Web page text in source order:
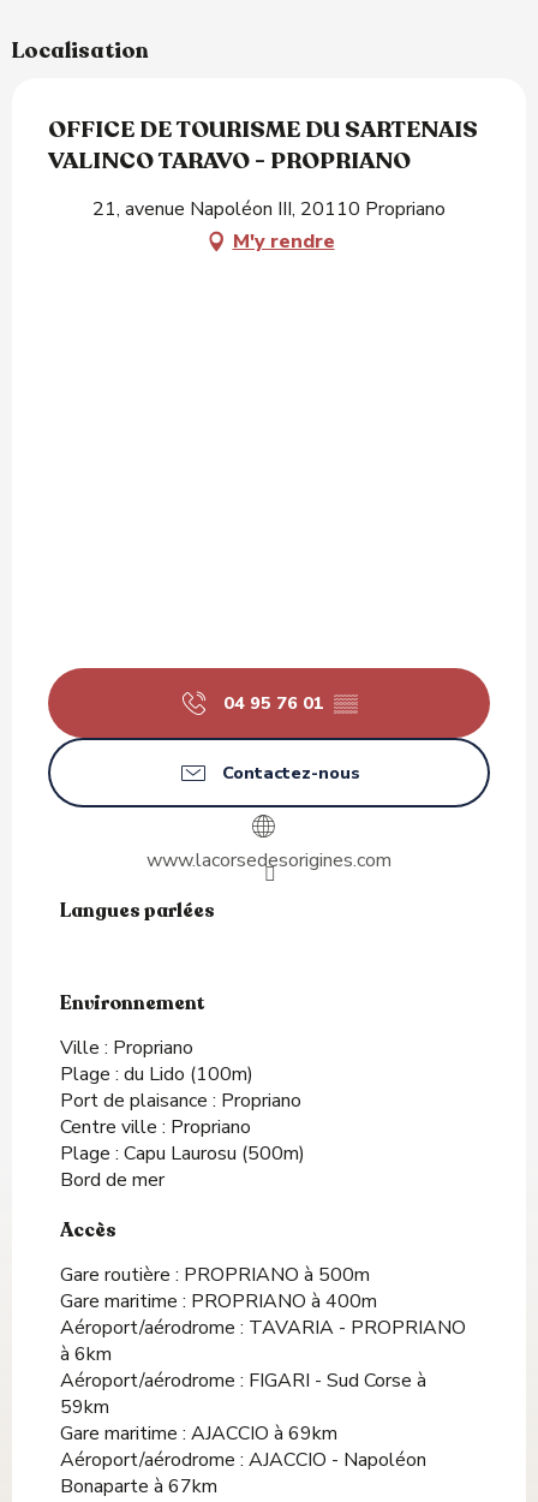
Localisation
OFFICE DE TOURISME DU SARTENAIS
VALINCO TARAVO - PROPRIANO
21, avenue Napoléon III, 20110 Propriano
M'y rendre
04 95 76 01 ▒▒
Contactez-nous
www.lacorsedesorigines.com
Langues parlées
Langues parlées
Environnement
Environnement
Ville : Propriano
Plage : du Lido (100m)
Port de plaisance : Propriano
Centre ville : Propriano
Plage : Capu Laurosu (500m)
Bord de mer
Accès
Accès
Gare routière : PROPRIANO à 500m
Gare maritime : PROPRIANO à 400m
Aéroport/aérodrome : TAVARIA - PROPRIANO
à 6km
Aéroport/aérodrome : FIGARI - Sud Corse à
59km
Gare maritime : AJACCIO à 69km
Aéroport/aérodrome : AJACCIO - Napoléon
Bonaparte à 67km